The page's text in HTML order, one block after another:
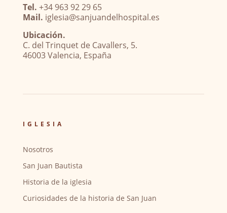
Tel. +34 963 92 29 65
Mail. iglesia@sanjuandelhospital.es
Ubicación.
C. del Trinquet de Cavallers, 5.
46003 Valencia, España
IGLESIA
Nosotros
San Juan Bautista
Historia de la iglesia
Curiosidades de la historia de San Juan